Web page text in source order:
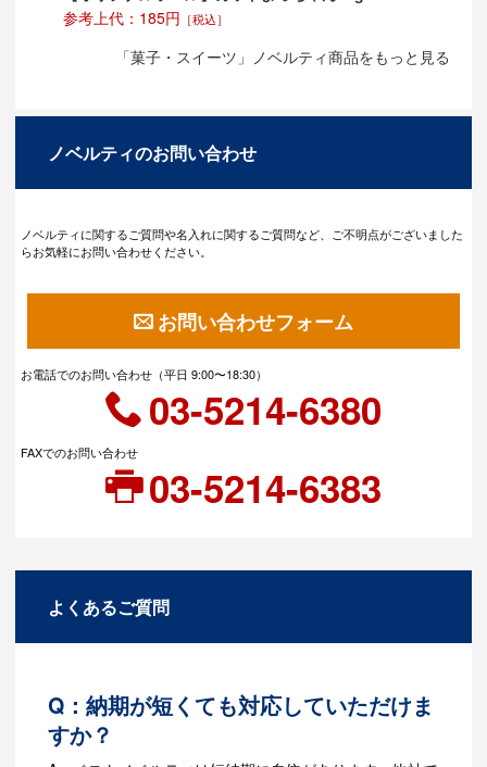
参考上代：185円 ［税込］
「菓子・スイーツ」ノベルティ商品をもっと見る
ノベルティのお問い合わせ
ノベルティに関するご質問や名入れに関するご質問など、ご不明点がございました
らお気軽にお問い合わせください。
お問い合わせフォーム
お電話でのお問い合わせ（平日 9:00〜18:30）
03-5214-6380
FAXでのお問い合わせ
03-5214-6383
よくあるご質問
Q：納期が短くても対応していただけま
すか？